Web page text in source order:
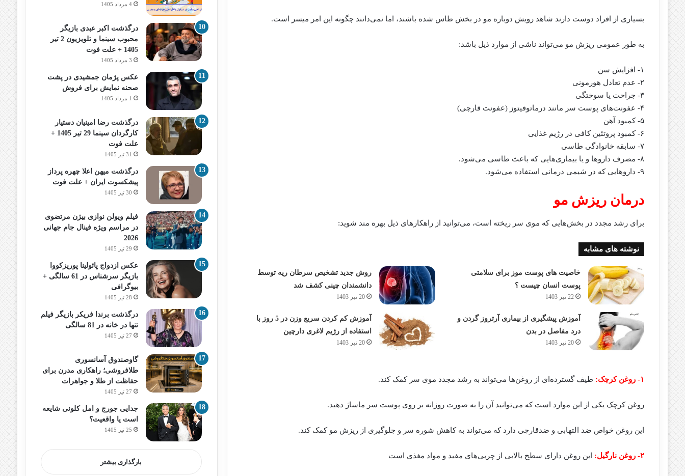
بسیاری از افراد دوست دارند شاهد رویش دوباره مو در بخش طاس شده باشند، اما نمی‌دانند چگونه این امر میسر است.
به طور عمومی ریزش مو می‌تواند ناشی از موارد ذیل باشد:
۱- افزایش سن
۲- عدم تعادل هورمونی
۳- جراحت یا سوختگی
۴- عفونت‌های پوست سر مانند درماتوفیتوز (عفونت قارچی)
۵- کمبود آهن
۶- کمبود پروتئین کافی در رژیم غذایی
۷- سابقه خانوادگی طاسی
۸- مصرف دارو‌ها و یا بیماری‌هایی که باعث طاسی می‌شود.
۹- دارو‌هایی که در شیمی درمانی استفاده می‌شود.
درمان ریزش مو
برای رشد مجدد در بخش‌هایی که موی سر ریخته است، می‌توانید از راهکار‌های ذیل بهره مند شوید:
نوشته های مشابه
خاصیت های پوست موز برای سلامتی
پوست انسان چیست ؟
22 تیر 1403
روش جدید تشخیص سرطان ریه توسط
دانشمندان چینی کشف شد
20 تیر 1403
آموزش پیشگیری از بیماری آرتروز گردن و
درد مفاصل در بدن
20 تیر 1403
آموزش کم کردن سریع وزن در 5 روز با
استفاده از رژیم لاغری دارچین
20 تیر 1403
۱- روغن کرچک: طیف گسترده‌ای از روغن‌ها می‌تواند به رشد مجدد موی سر کمک کند.
روغن کرچک یکی از این موارد است که می‌توانید آن را به صورت روزانه بر روی پوست سر ماساژ دهید.
این روغن خواص ضد التهابی و ضدقارچی دارد که می‌تواند به کاهش شوره سر و جلوگیری از ریزش مو کمک کند.
۲- روغن نارگیل: این روغن دارای سطح بالایی از چربی‌های مفید و مواد مغذی است
4 مرداد 1405
درگذشت اکبر عبدی بازیگر
محبوب سینما و تلویزیون 2 تیر
1405 + علت فوت
3 مرداد 1405
عکس پژمان جمشیدی در پشت
صحنه نمایش برای فروش
1 مرداد 1405
درگذشت رضا امینیان دستیار
کارگردان سینما 29 تیر 1405 +
علت فوت
31 تیر 1405
درگذشت میهن اعلا چهره پرداز
پیشکسوت ایران + علت فوت
30 تیر 1405
فیلم ویولن نوازی بیژن مرتضوی
در مراسم ویژه فینال جام جهانی
2026
29 تیر 1405
عکس ازدواج پائولینا پوریزکووا
بازیگر سرشناس در 61 سالگی +
بیوگرافی
28 تیر 1405
درگذشت برندا فریکر بازیگر فیلم
تنها در خانه در 81 سالگی
27 تیر 1405
گاوصندوق آسانسوری
طلافروشی؛ راهکاری مدرن برای
حفاظت از طلا و جواهرات
27 تیر 1405
جدایی جورج و امل کلونی شایعه
است یا واقعیت؟
25 تیر 1405
بارگذاری بیشتر